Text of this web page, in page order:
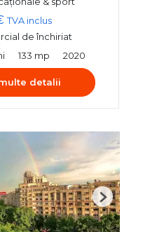
TVA inclus
de închiriat
133 mp 2020
detalii
Next